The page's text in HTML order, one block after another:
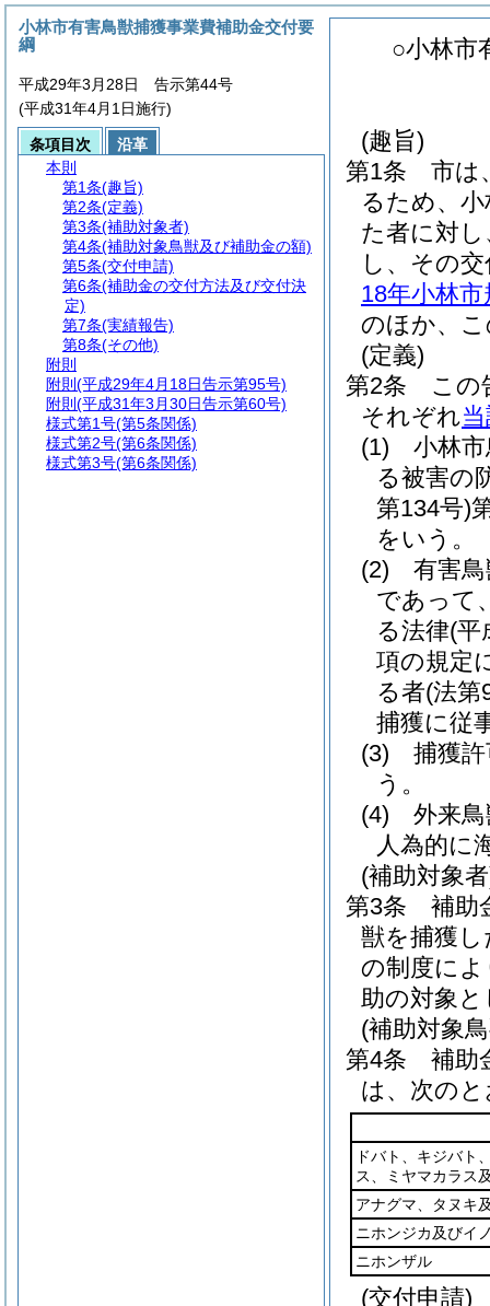
○小林市
(趣旨)
第1条
市は
るため、
た者に対
し、その
18年小林
のほか、
(定義)
第2条
この
それぞれ
(1)
小林
る被害の
第134号)
をいう。
(2)
有害
であって
る法律(平
項の規定
る者(法第
捕獲に従
(3)
捕獲
う。
(4)
外来
人為的に
(補助対象
第3条
補助
獣を捕獲
の制度に
助の対象
(補助対象
第4条
補助
は、次の
ドバト、キジバト
ス、ミヤマカラス
アナグマ、タヌキ
ニホンジカ及びイ
ニホンザル
(交付申請)
小林市有害鳥獣捕獲事業費補助金交付要
綱
平成29年3月28日 告示第44号
(平成31年4月1日施行)
条項目次
沿革
本則
第1条(趣旨)
第2条(定義)
第3条(補助対象者)
第4条(補助対象鳥獣及び補助金の額)
第5条(交付申請)
第6条(補助金の交付方法及び交付決
定)
第7条(実績報告)
第8条(その他)
附則
附則 (平成29年4月18日告示第95号)
附則 (平成31年3月30日告示第60号)
様式第1号(第5条関係)
様式第2号(第6条関係)
様式第3号(第6条関係)